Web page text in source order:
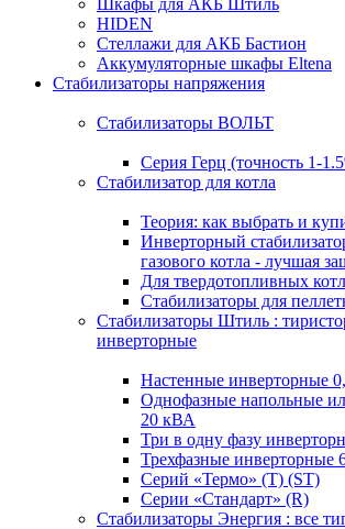
Шкафы для АКБ Штиль
HIDEN
Стеллажи для АКБ Бастион
Аккумуляторные шкафы Eltena
Стабилизаторы напряжения
Стабилизаторы ВОЛЬТ
Серия Герц (точность 1-
Стабилизатор для котла
Теория: как выбрать и
Инверторный
газового котла - лучшая
Для твердотопливных
Стабилизаторы для
Стабилизаторы Штиль :
инверторные
Настенные инверторные
Однофазные напольные
20 кВА
Три в одну фазу
Трехфазные инверторные
Серий «Термо» (T) (ST)
Серии «Стандарт» (R)
Стабилизаторы Энергия : все